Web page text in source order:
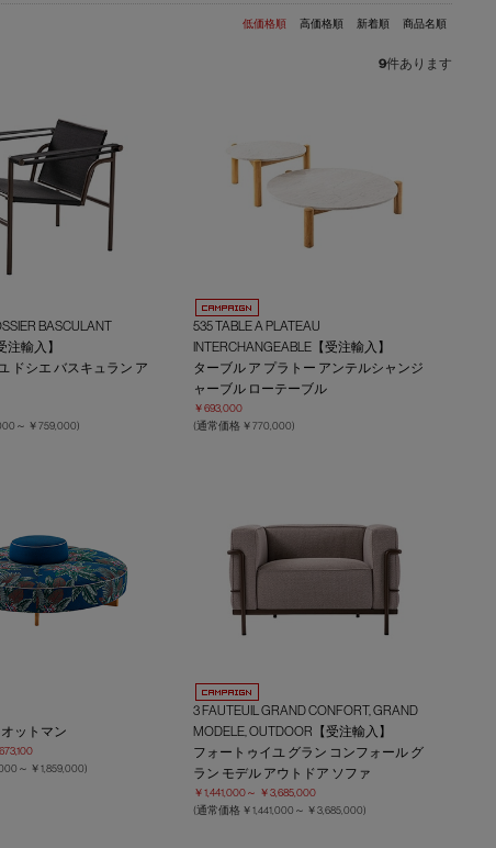
低価格順 高価格順 新着順 商品名順
9件あります
BASCULANT
注輸入】
ドシエ バスキュラン ア
～ ￥759,000)
535 TABLE A PLATEAU
INTERCHANGEABLE【受注輸入】
ターブル ア プラトー アンテルシャンジ
ャーブル ローテーブル
￥693,000
(通常価格 ￥770,000)
ットマン
～ ￥1,859,000)
3 FAUTEUIL GRAND CONFORT, GRAND
MODELE, OUTDOOR【受注輸入】
フォートゥイユ グラン コンフォール グ
ラン モデル アウトドア ソファ
￥1,441,000～ ￥3,685,000
(通常価格 ￥1,441,000～ ￥3,685,000)